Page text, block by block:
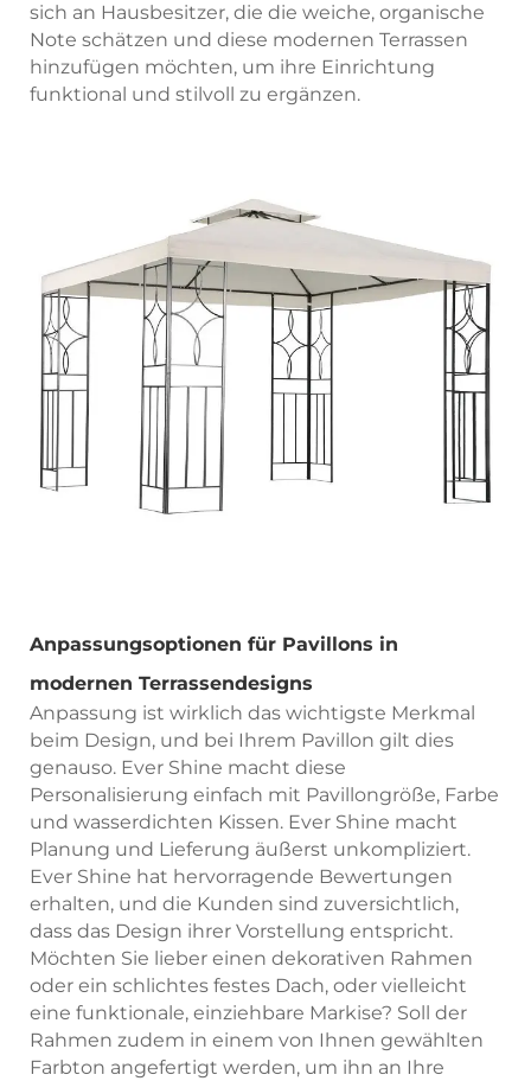
sich an Hausbesitzer, die die weiche, organische
Note schätzen und diese modernen Terrassen
hinzufügen möchten, um ihre Einrichtung
funktional und stilvoll zu ergänzen.
Anpassungsoptionen für Pavillons in
modernen Terrassendesigns
Anpassung ist wirklich das wichtigste Merkmal
beim Design, und bei Ihrem Pavillon gilt dies
genauso. Ever Shine macht diese
Personalisierung einfach mit Pavillongröße, Farbe
und wasserdichten Kissen. Ever Shine macht
Planung und Lieferung äußerst unkompliziert.
Ever Shine hat hervorragende Bewertungen
erhalten, und die Kunden sind zuversichtlich,
dass das Design ihrer Vorstellung entspricht.
Möchten Sie lieber einen dekorativen Rahmen
oder ein schlichtes festes Dach, oder vielleicht
eine funktionale, einziehbare Markise? Soll der
Rahmen zudem in einem von Ihnen gewählten
Farbton angefertigt werden, um ihn an Ihre